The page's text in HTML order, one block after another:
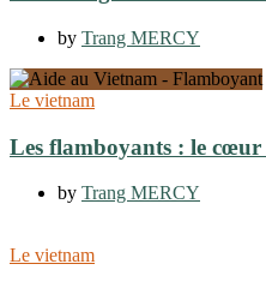
by Trang MERCY
Le vietnam
Les flamboyants : le cœur
by Trang MERCY
Le vietnam